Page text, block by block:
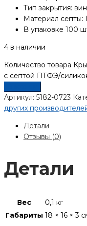
Тип закрытия:
Материал
В упаковке 100
4 в наличии
Количество товара
с септой ПТФЭ/
Артикул: 5182-0723
других
Детали
Отзывы (0)
Детали
Вес
0,1 кг
Габариты 18 × 16 × 3